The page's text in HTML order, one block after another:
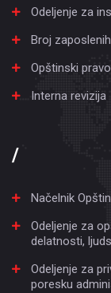
Odeljenje za
Broj
Opštinski
Interna revizija
/
Načelnik
Odeljenje za
delatnosti,
Odeljenje za
poresku